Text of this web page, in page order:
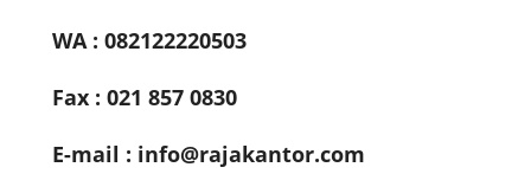
WA : 082122220503
Fax : 021 857 0830
E-mail : info@rajakantor.com